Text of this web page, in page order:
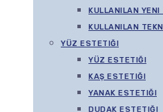
KULLANILAN YENI
KULLANILAN
YÜZ ESTETIĞI
YÜZ ESTETIĞI
KAŞ ESTETIĞI
YANAK ESTETIĞI
DUDAK ESTETIĞI